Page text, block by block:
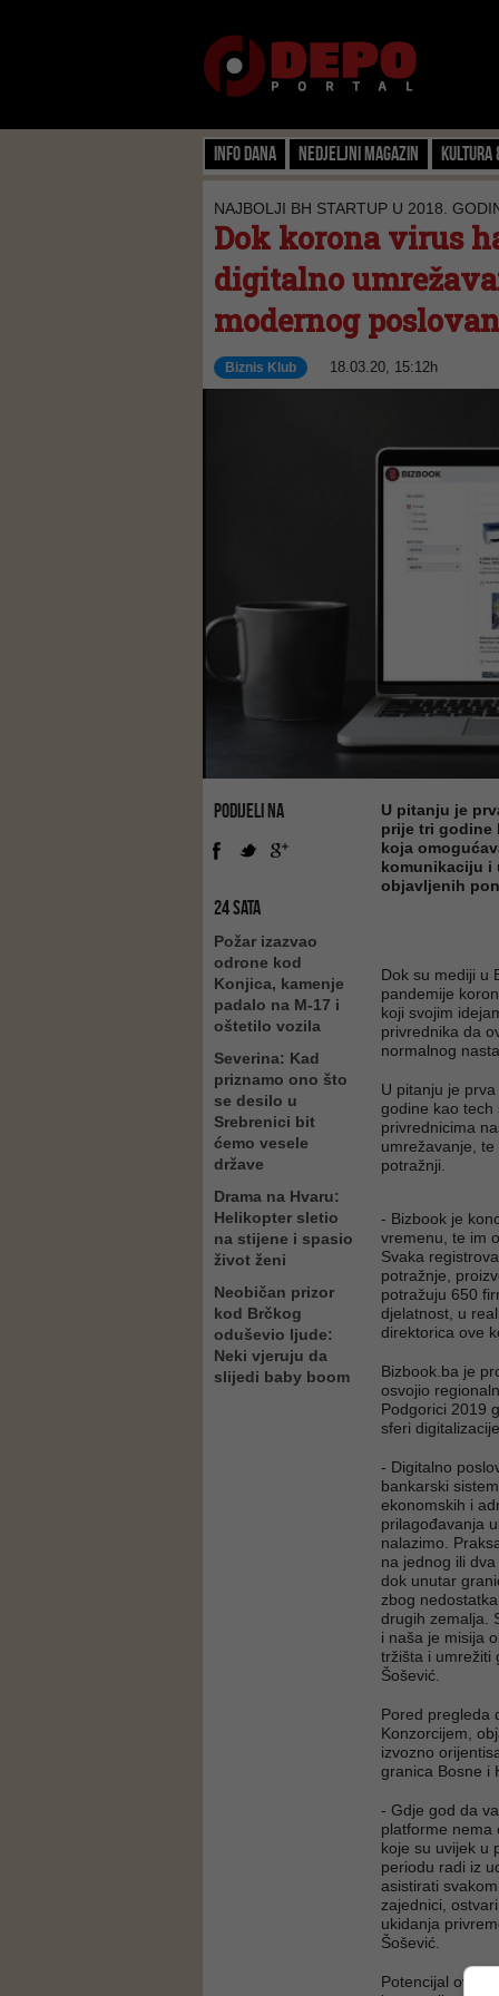
Info dana Nedjeljni magazin Kultura
NAJBOLJI BH STARTUP U 2018.
Dok korona virus
digitalno
modernog
Biznis Klub 18.03.20, 15:12h
PODIJELI NA
24 SATA
Požar izazvao
odrone kod
Konjica, kamenje
padalo na M-17 i
oštetilo vozila
Severina: Kad
priznamo ono što
se desilo u
Srebrenici bit
ćemo vesele
države
Drama na Hvaru:
Helikopter sletio
na stijene i spasio
život ženi
Neobičan prizor
kod Brčkog
oduševio ljude:
Neki vjeruju da
slijedi baby boom
U pitanju je
prije tri godine
koja
komunikaciju i
objavljenih
Dok su mediji u
pandemije
koji svojim
privrednika da
normalnog
U pitanju je
godine kao tech
privrednicima
umrežavanje,
potražnji.
- Bizbook je
vremenu, te im
Svaka
potražnje,
potražuju 650
djelatnost, u
direktorica ove
Bizbook.ba je
osvojio
Podgorici 2019
sferi digitalizacije.
- Digitalno
bankarski
ekonomskih i
prilagođavanja
nalazimo.
na jednog ili
dok unutar
zbog
drugih zemalja.
i naša je misija
tržišta i umrežiti
Šošević.
Pored pregleda
Konzorcijem,
izvozno
granica Bosne i
- Gdje god da
platforme nema
koje su uvijek u
periodu radi iz
asistirati
zajednici,
ukidanja
Šošević.
Potencijal ove